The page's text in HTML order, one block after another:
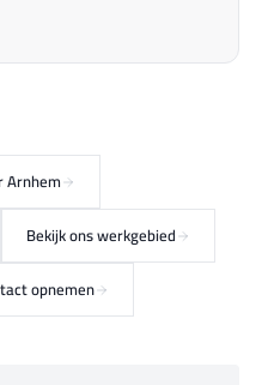
Arnhem
Bekijk ons werkgebied
opnemen